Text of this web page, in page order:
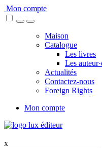
Skip
to
Mon compte
Maison
Catalogue
Les livres
Les
Actualités
Contactez-nous
Foreign Rights
Mon compte
x